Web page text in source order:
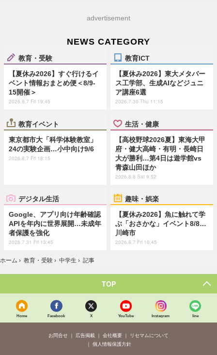
advertisement
NEWS CATEGORY
教育・受験
【夏休み2026】すぐ行けるイ
ベント情報おまとめ便＜8/9-
15開催＞
2026.8.7 Fri 19:45
教育ICT
【夏休み2026】東大メタバー
ス工学部、生成AIなどジュニ
ア講座6選
2026.7.30 Thu 11:15
教育イベント
東京都市大「科学体験教室」
24の実験企画…小中向け9/6
2026.8.7 Fri 18:15
生活・健康
【高校野球2026夏】東海大甲
府・健大高崎・有明・長崎日
大が勝利…第4日は遊学館vs
青森山田ほか
2026.8.8 Sat 9:52
デジタル生活
Google、アプリ向け年齢確認
APIを年内に世界展開…未成年
者保護を強化
2026.7.31 Fri 13:45
趣味・娯楽
【夏休み2026】魚に触れて学
ぶ「おさかな」イベント8/8…
川崎市
2026.8.7 Fri 10:45
ホーム › 教育・受験 › 中学生 › 記事
TOP
Home Facebook X YouTube Instagram line
お問合せ 広告掲載 会社概要
リセマムについて
個人情報保護方針